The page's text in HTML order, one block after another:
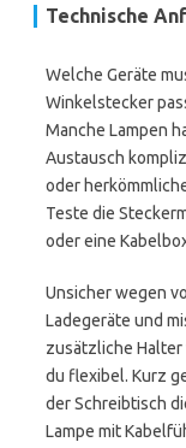
Technische
Welche Geräte
Winkelstecker
Manche Lampen
Austausch
oder
Teste die
oder eine
Unsicher wegen
Ladegeräte und
zusätzliche
du flexibel. Kurz
der Schreibtisch
Lampe mit